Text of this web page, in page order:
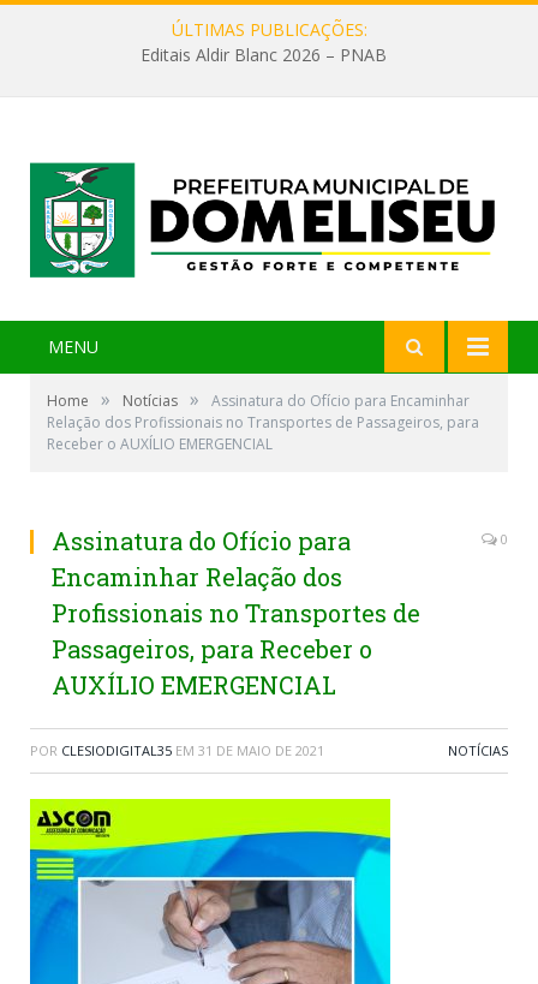
ÚLTIMAS PUBLICAÇÕES:
Editais Aldir Blanc 2026 – PNAB
MENU
Home » Notícias »
Assinatura do Ofício para Encaminhar
Relação dos Profissionais no Transportes de Passageiros, para
Receber o AUXÍLIO EMERGENCIAL
Assinatura do Ofício para
Encaminhar Relação dos
Profissionais no Transportes de
Passageiros, para Receber o
AUXÍLIO EMERGENCIAL
0
POR CLESIODIGITAL35 EM 31 DE MAIO DE 2021 NOTÍCIAS